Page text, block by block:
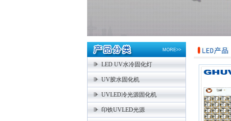
MORE>>
LED UV水冷固化灯
UV胶水固化机
UVLED冷光源固化机
印铁UVLED光源